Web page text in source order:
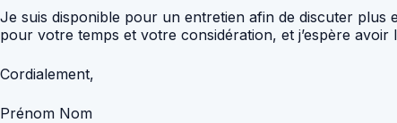
Je suis disponible pour un entretien afin de discuter plus
pour votre temps et votre considération, et j’espère
Cordialement,
Prénom Nom